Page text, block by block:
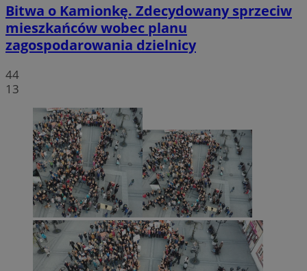
Bitwa o Kamionkę. Zdecydowany sprzeciw
mieszkańców wobec planu
zagospodarowania dzielnicy
44
13